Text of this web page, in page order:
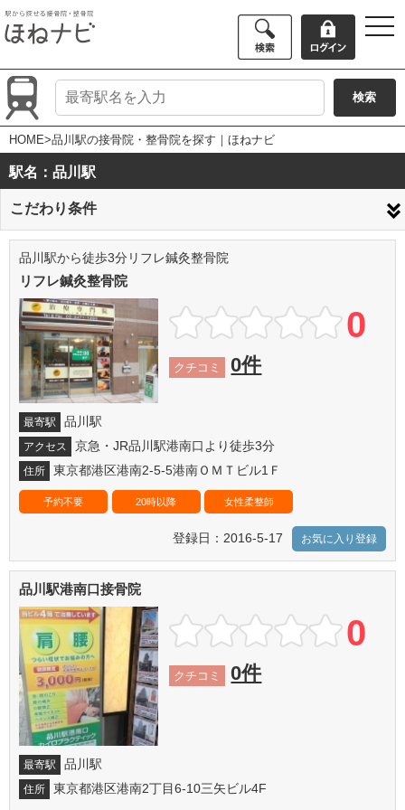
HOME>品川駅の接骨院・整骨院を探す｜ほねナビ
駅名：品川駅
こだわり条件
品川駅から徒歩3分リフレ鍼灸整骨院
リフレ鍼灸整骨院
0
クチコミ 0件
最寄駅 品川駅
アクセス 京急・JR品川駅港南口より徒歩3分
住所 東京都港区港南2-5-5港南ＯＭＴビル1Ｆ
予約不要 20時以降 女性柔整師
登録日：2016-5-17 お気に入り登録
品川駅港南口接骨院
0
クチコミ 0件
最寄駅 品川駅
住所 東京都港区港南2丁目6-10三矢ビル4F